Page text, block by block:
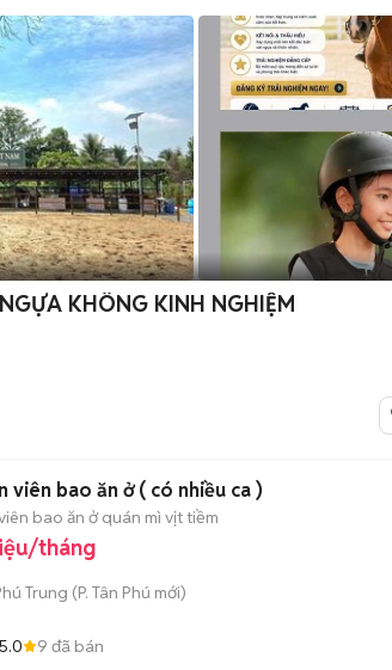
KHÔNG KINH NGHIỆM
viên bao ăn ở ( có nhiều ca )
bao ăn ở quán mì vịt tiềm
tháng
Trung (P. Tân Phú mới)
5.0 9 đã bán